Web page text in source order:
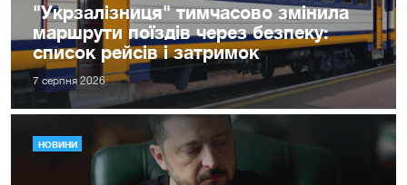
"Укрзалізниця" тимчасово змінила
маршрути поїздів через безпеку:
список рейсів і затримок
7 серпня 2026
НОВИНИ